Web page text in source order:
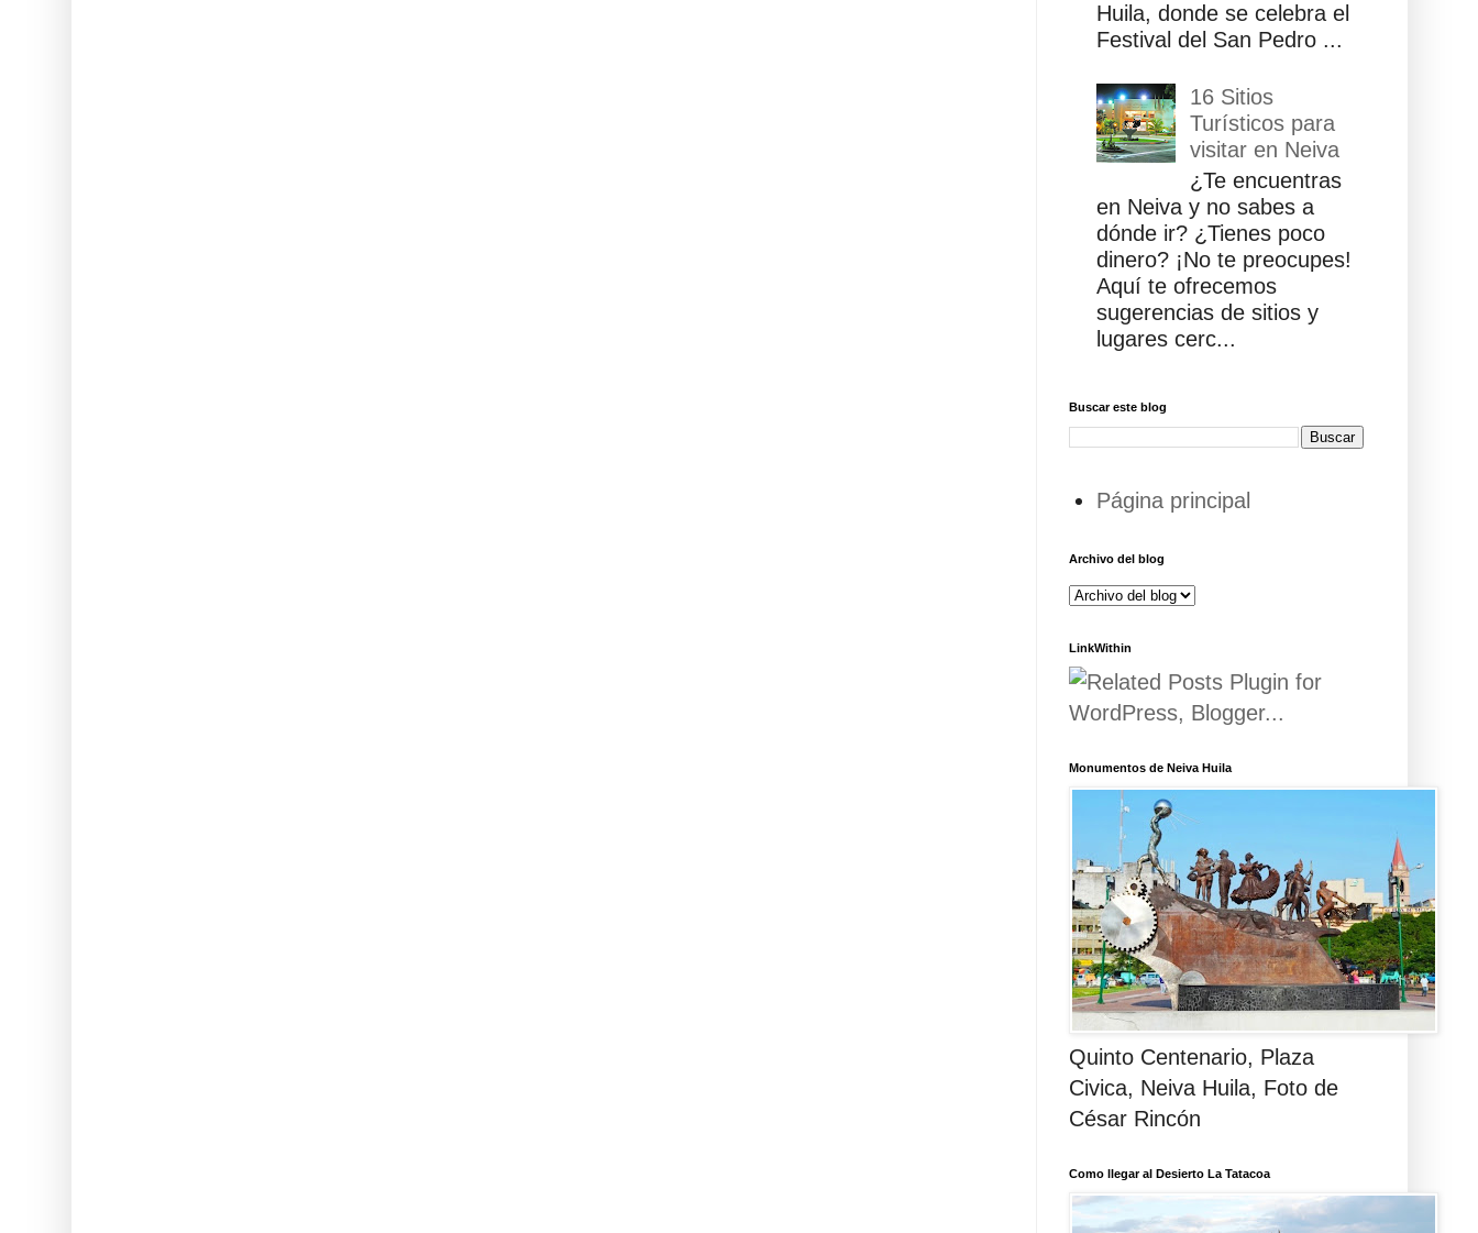
Huila, donde se celebra el
Festival del San Pedro ...
16 Sitios
Turísticos para
visitar en Neiva
¿Te encuentras
en Neiva y no sabes a
dónde ir? ¿Tienes poco
dinero? ¡No te preocupes!
Aquí te ofrecemos
sugerencias de sitios y
lugares cerc...
Buscar este blog
Página principal
Archivo del blog
LinkWithin
Monumentos de Neiva Huila
Quinto Centenario, Plaza
Civica, Neiva Huila, Foto de
César Rincón
Como llegar al Desierto La Tatacoa